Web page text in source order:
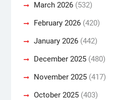
March 2026(532)
February 2026(420)
January 2026(442)
December 2025(480)
November 2025(417)
October 2025(403)